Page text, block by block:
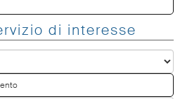
di interesse